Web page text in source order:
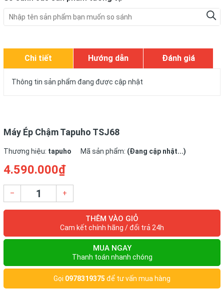
Chi tiết Hướng dẫn Đánh giá
Thông tin sản phẩm đang được cập nhật
Máy Ép Chậm Tapuho TSJ68
Thương hiệu: tapuho Mã sản phẩm: (Đang cập nhật...)
4.590.000₫
– +
THÊM VÀO GIỎ
Cam kết chính hãng / đổi trả 24h
MUA NGAY
Thanh toán nhanh chóng
Gọi 0978319375 để tư vấn mua hàng